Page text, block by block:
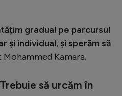
gradual pe parcursul
și individual, și sperăm să
Mohammed Kamara.
să urcăm în